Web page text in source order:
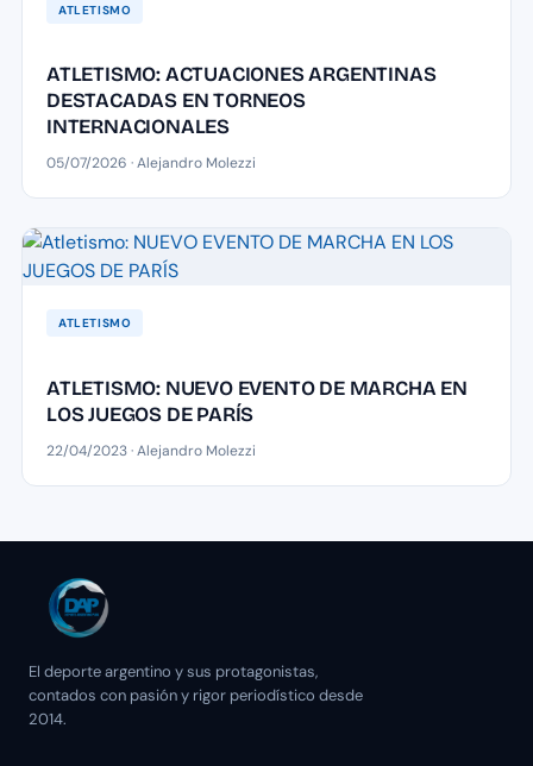
ATLETISMO
ATLETISMO: ACTUACIONES ARGENTINAS
DESTACADAS EN TORNEOS
INTERNACIONALES
05/07/2026 · Alejandro Molezzi
ATLETISMO
ATLETISMO: NUEVO EVENTO DE MARCHA EN
LOS JUEGOS DE PARÍS
22/04/2023 · Alejandro Molezzi
El deporte argentino y sus protagonistas,
contados con pasión y rigor periodístico desde
2014.